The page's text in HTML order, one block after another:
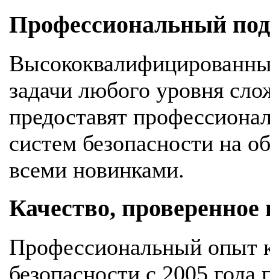
Профессиональный
задачи любого уровня
предоставят
систем безопасности на
всеми новинками.
Качество,
Профессиональный опыт
безопасности с 2005 года